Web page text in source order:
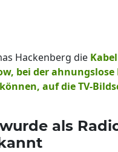
Hackenberg die
bei der
auf die TV-
als